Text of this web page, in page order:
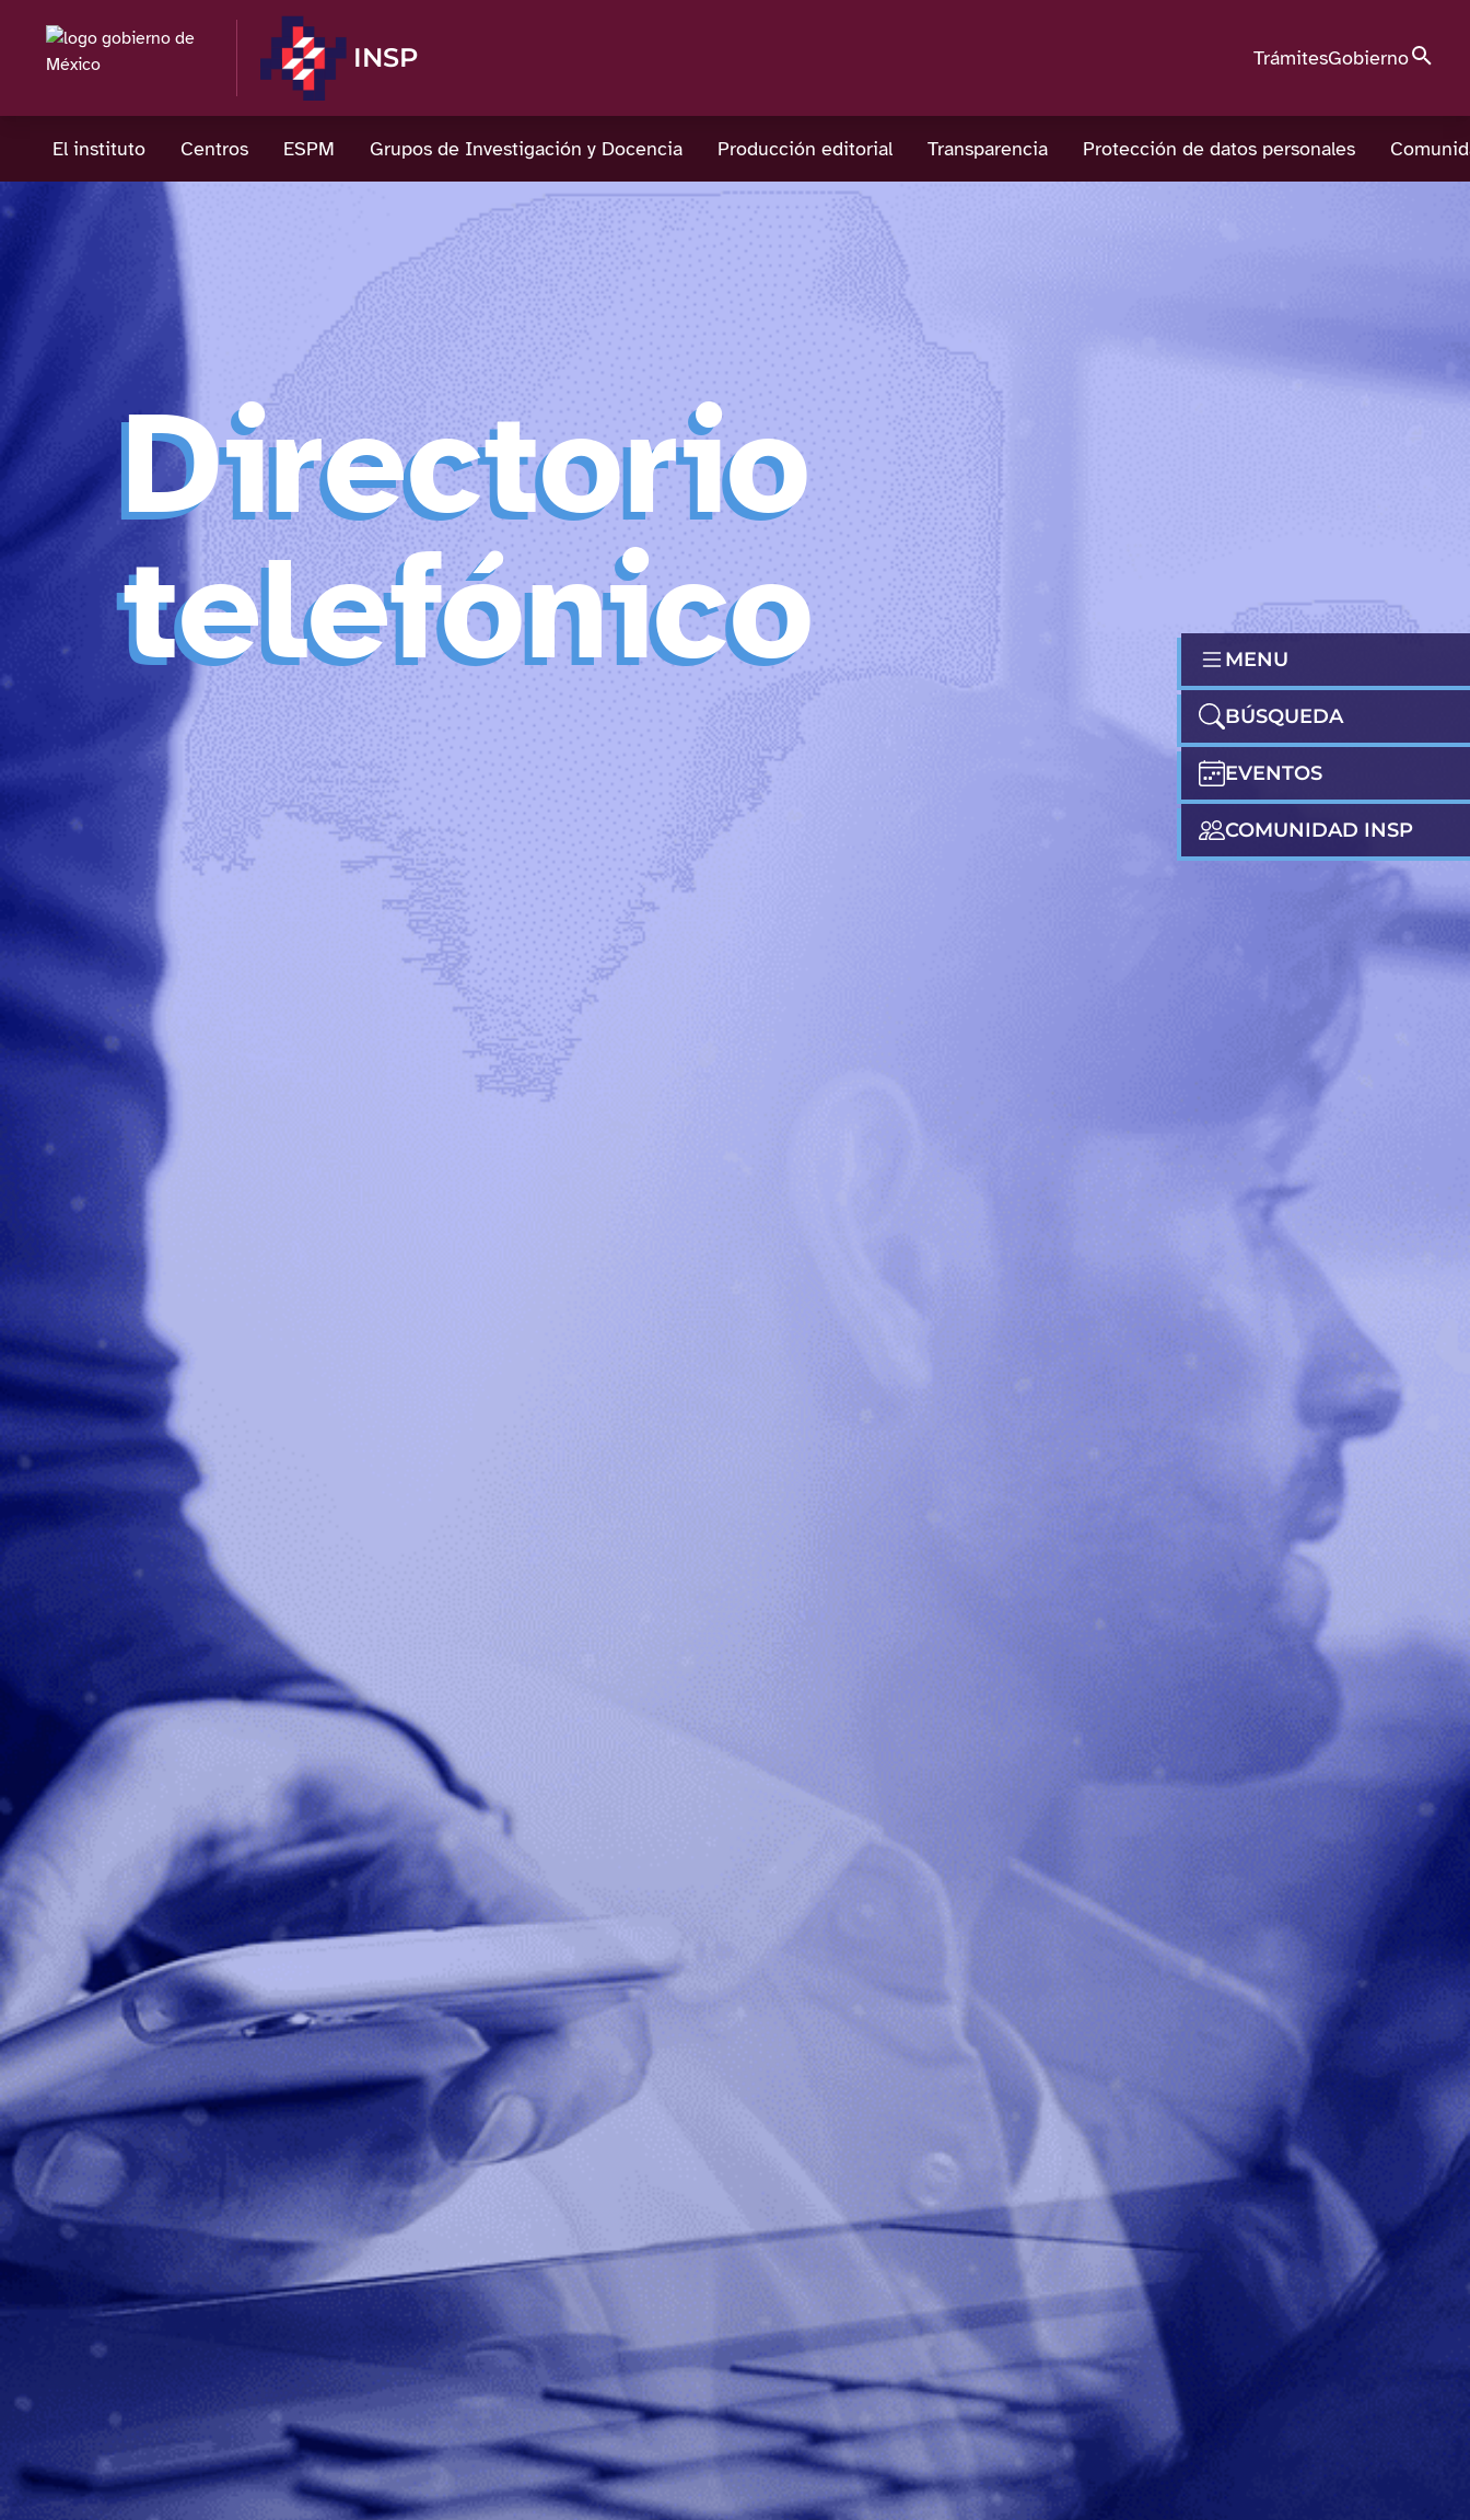
INSP TrámitesGobierno
El instituto Centros ESPM Grupos de Investigación y Docencia Producción editorial Transparencia Protección de datos personales
MENU
BÚSQUEDA
EVENTOS
COMUNIDAD INSP
Directorio
telefónico